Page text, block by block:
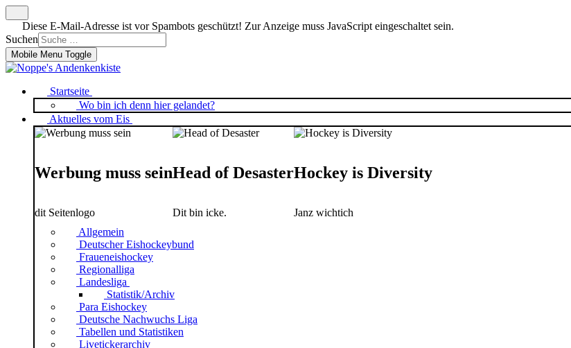
Diese E-Mail-Adresse ist vor Spambots geschützt! Zur Anzeige muss JavaScript eingeschaltet sein.
Suchen
Mobile Menu Toggle
Startseite
Wo bin ich denn hier gelandet?
Aktuelles vom Eis
Werbung muss sein
dit Seitenlogo
Head of Desaster
Dit bin icke.
Hockey is Diversity
Janz wichtich
Allgemein
Deutscher Eishockeybund
Fraueneishockey
Regionalliga
Landesliga
Statistik/Archiv
Para Eishockey
Deutsche Nachwuchs Liga
Tabellen und Statistiken
Livetickerarchiv